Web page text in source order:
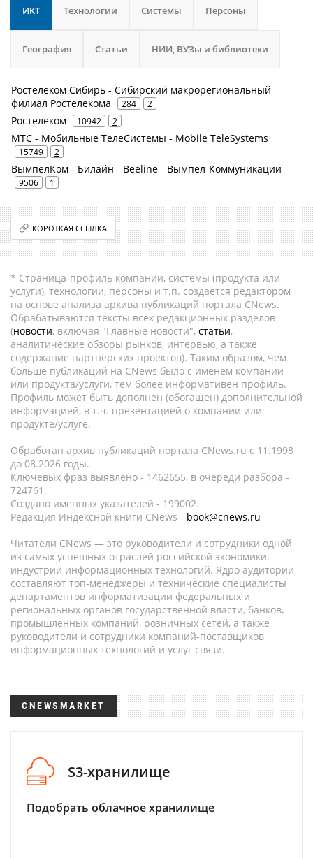
ИКТ Технологии Системы Персоны
География Статьи НИИ, ВУЗы и библиотеки
Ростелеком Сибирь - Сибирский макрорегиональный
филиал Ростелекома
284 2
Ростелеком 10942 2
МТС - Мобильные ТелеСистемы - Mobile TeleSystems
15749 2
ВымпелКом - Билайн - Beeline - Вымпел-Коммуникации
9506 1
КОРОТКАЯ ССЫЛКА
* Страница-профиль компании, системы (продукта или
услуги), технологии, персоны и т.п. создается редактором
на основе анализа архива публикаций портала CNews.
Обрабатываются тексты всех редакционных разделов
(новости, включая "Главные новости", статьи,
аналитические обзоры рынков, интервью, а также
содержание партнёрских проектов). Таким образом, чем
больше публикаций на CNews было с именем компании
или продукта/услуги, тем более информативен профиль.
Профиль может быть дополнен (обогащен) дополнительной
информацией, в т.ч. презентацией о компании или
продукте/услуге.
Обработан архив публикаций портала CNews.ru c 11.1998
до 08.2026 годы.
Ключевых фраз выявлено - 1462655, в очереди разбора -
724761.
Создано именных указателей - 199002.
Редакция Индексной книги CNews - book@cnews.ru
Читатели CNews — это руководители и сотрудники одной
из самых успешных отраслей российской экономики:
индустрии информационных технологий. Ядро аудитории
составляют топ-менеджеры и технические специалисты
департаментов информатизации федеральных и
региональных органов государственной власти, банков,
промышленных компаний, розничных сетей, а также
руководители и сотрудники компаний-поставщиков
информационных технологий и услуг связи.
CNEWSMARKET
S3-хранилище
Подобрать облачное хранилище